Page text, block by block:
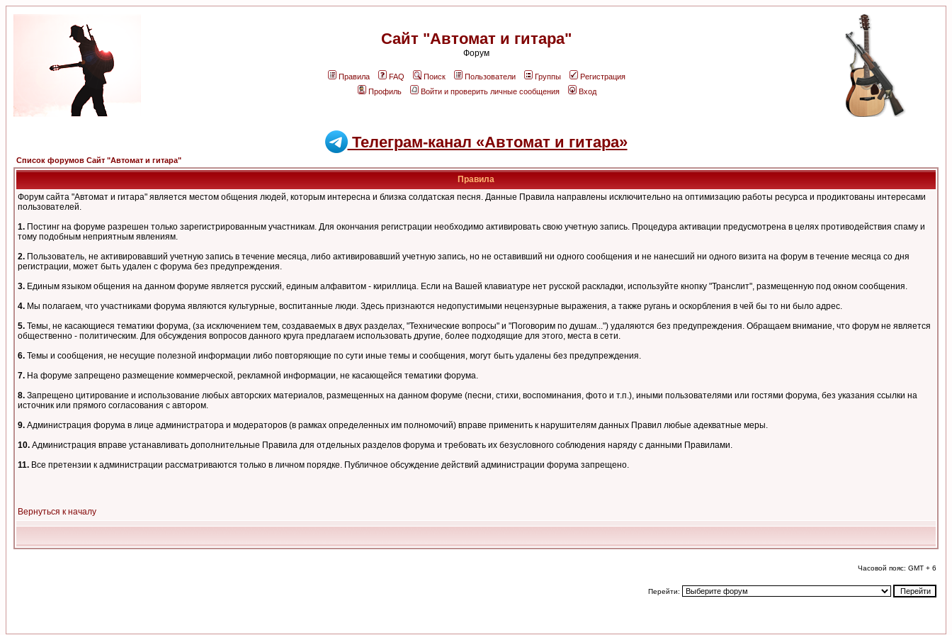
Сайт "Автомат и гитара"
Форум
Правила FAQ Поиск Пользователи Группы
Регистрация
Профиль
Войти и проверить личные сообщения Вход
Телеграм-канал «Автомат и гитара»
Список форумов Сайт "Автомат и гитара"
Правила
Форум сайта "Автомат и гитара" является местом общения людей, которым интересна и близка солдатская песня. Данные Правила направлены исключительно на оптимизацию работы ресурса и продиктованы интересами
пользователей.
1. Постинг на форуме разрешен только зарегистрированным участникам. Для окончания регистрации необходимо активировать свою учетную запись. Процедура активации предусмотрена в целях противодействия спаму и
тому подобным неприятным явлениям.
2. Пользователь, не активировавший учетную запись в течение месяца, либо активировавший учетную запись, но не оставивший ни одного сообщения и не нанесший ни одного визита на форум в течение месяца со дня
регистрации, может быть удален с форума без предупреждения.
3. Единым языком общения на данном форуме является русский, единым алфавитом - кириллица. Если на Вашей клавиатуре нет русской раскладки, используйте кнопку "Транслит", размещенную под окном сообщения.
4. Мы полагаем, что участниками форума являются культурные, воспитанные люди. Здесь признаются недопустимыми нецензурные выражения, а также ругань и оскорбления в чей бы то ни было адрес.
5. Темы, не касающиеся тематики форума, (за исключением тем, создаваемых в двух разделах, "Технические вопросы" и "Поговорим по душам...") удаляются без предупреждения. Обращаем внимание, что форум не является
общественно - политическим. Для обсуждения вопросов данного круга предлагаем использовать другие, более подходящие для этого, места в сети.
6. Темы и сообщения, не несущие полезной информации либо повторяющие по сути иные темы и сообщения, могут быть удалены без предупреждения.
7. На форуме запрещено размещение коммерческой, рекламной информации, не касающейся тематики форума.
8. Запрещено цитирование и использование любых авторских материалов, размещенных на данном форуме (песни, стихи, воспоминания, фото и т.п.), иными пользователями или гостями форума, без указания ссылки на
источник или прямого согласования с автором.
9. Администрация форума в лице администратора и модераторов (в рамках определенных им полномочий) вправе применить к нарушителям данных Правил любые адекватные меры.
10. Администрация вправе устанавливать дополнительные Правила для отдельных разделов форума и требовать их безусловного соблюдения наряду с данными Правилами.
11. Все претензии к администрации рассматриваются только в личном порядке. Публичное обсуждение действий администрации форума запрещено.
Вернуться к началу
Часовой пояс: GMT + 6
Перейти: